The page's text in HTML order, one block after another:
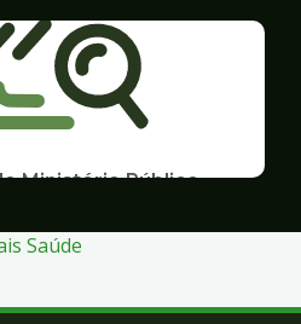
Ministério Público
Saúde